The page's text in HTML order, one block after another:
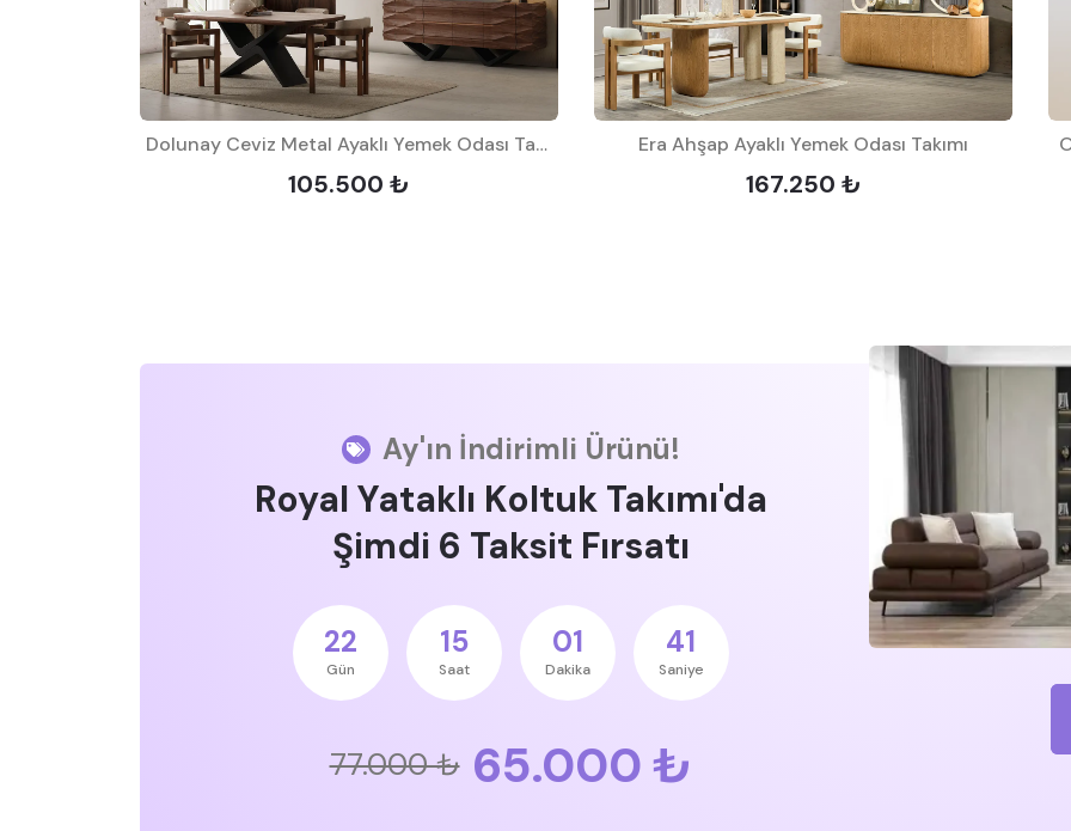
Dolunay Ceviz Metal Ayaklı Yemek Odası Takımı
105.500 ₺
Era Ahşap Ayaklı Yemek Odası Takımı
167.250 ₺
Ay'ın İndirimli Ürünü!
Royal Yataklı Koltuk Takımı'da
Şimdi 6 Taksit Fırsatı
22
Gün
15
Saat
01
Dakika
40
Saniye
77.000 ₺ 65.000 ₺